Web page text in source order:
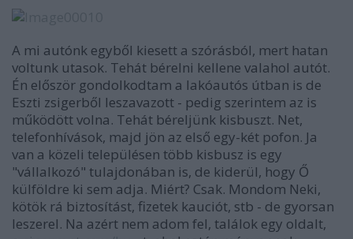
A mi autónk egyből kiesett a szórásból, mert hatan
voltunk utasok. Tehát bérelni kellene valahol autót.
Én először gondolkodtam a lakóautós útban is de
Eszti zsigerből leszavazott - pedig szerintem az is
működött volna. Tehát béreljünk kisbuszt. Net,
telefonhívások, majd jön az első egy-két pofon. Ja
van a közeli településen több kisbusz is egy
"vállalkozó" tulajdonában is, de kiderül, hogy Ő
külföldre ki sem adja. Miért? Csak. Mondom Neki,
kötök rá biztosítást, fizetek kauciót, stb - de gyorsan
leszerel. Na azért nem adom fel, találok egy oldalt,